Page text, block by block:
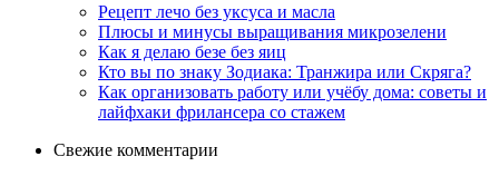
Рецепт лечо без уксуса и масла
Плюсы и минусы выращивания микрозелени
Как я делаю безе без яиц
Кто вы по знаку Зодиака: Транжира или Скряга?
Как организовать работу или учёбу дома: советы и
лайфхаки фрилансера со стажем
Свежие комментарии